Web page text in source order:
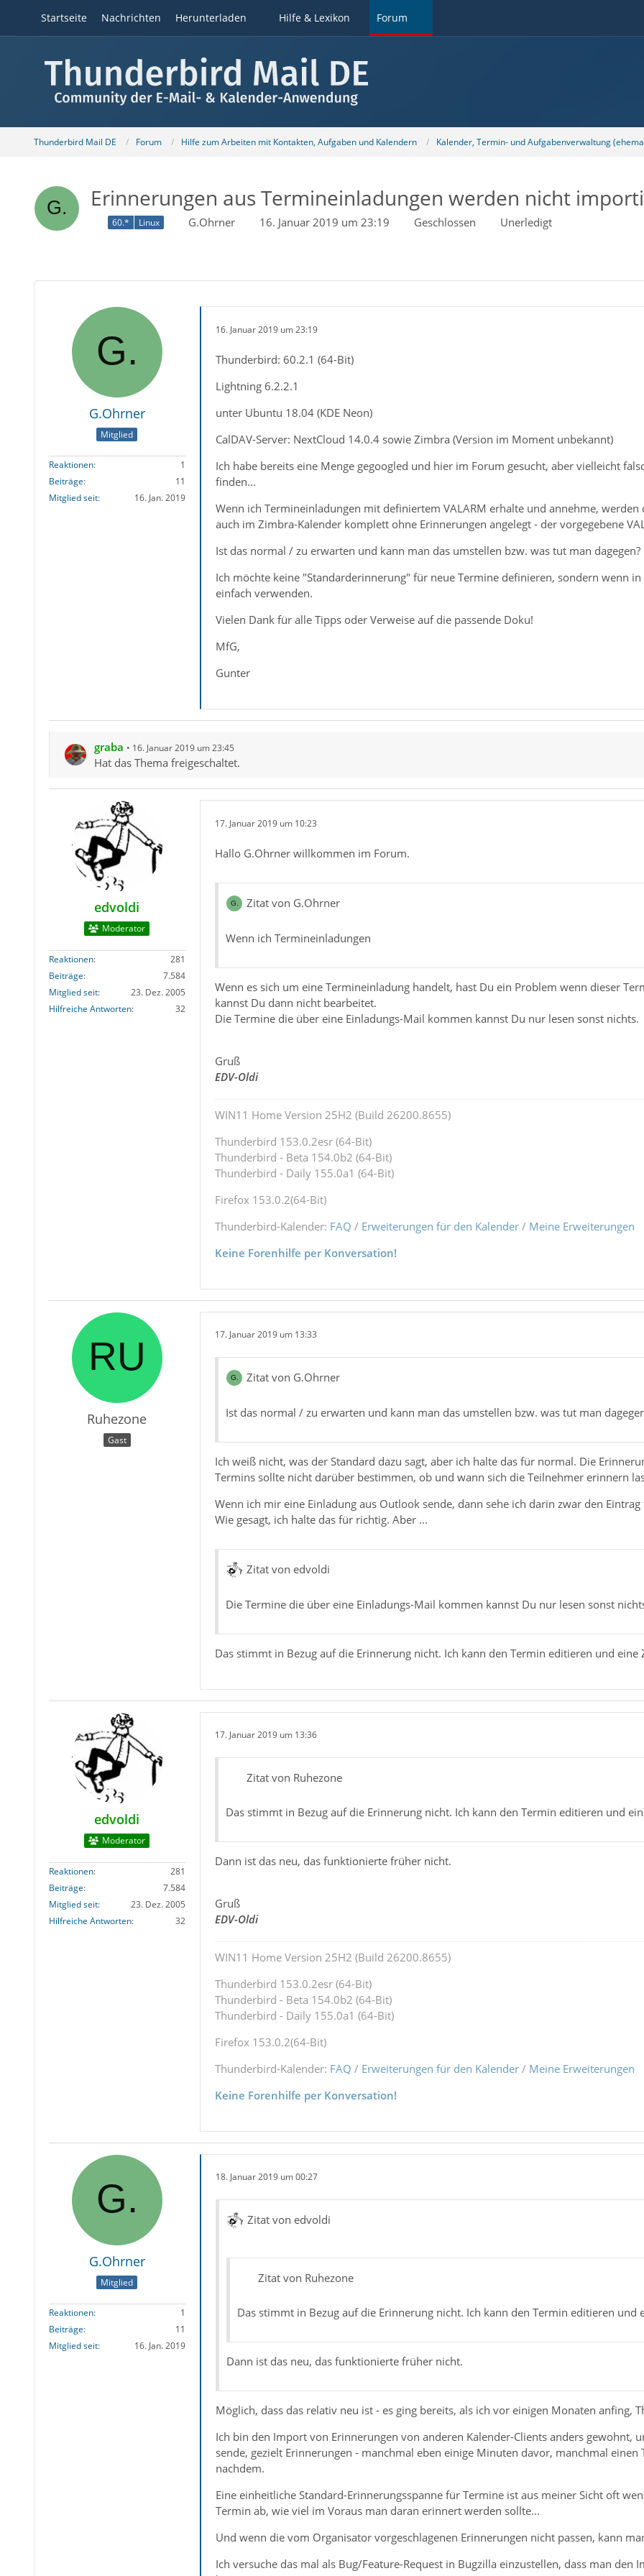
Startseite Nachrichten Herunterladen Hilfe & Lexikon Forum
Thunderbird Mail DE Forum Hilfe zum Arbeiten mit Kontakten, Aufgaben und Kalendern Kalender, Termin- und Aufgabenverwaltung
Erinnerungen aus Termineinladungen werden nicht
60.* Linux G.Ohrner 16. Januar 2019 um 23:19 Geschlossen Unerledigt
G.Ohrner
Mitglied
Reaktionen
1
Beiträge
11
Mitglied seit
16. Jan. 2019
16. Januar 2019 um 23:19
Thunderbird: 60.2.1 (64-Bit)
Lightning 6.2.2.1
unter Ubuntu 18.04 (KDE Neon)
CalDAV-Server: NextCloud 14.0.4 sowie Zimbra (Version im Moment unbekannt)
Ich habe bereits eine Menge gegoogled und hier im Forum gesucht, aber vielleicht
finden...
Wenn ich Termineinladungen mit definiertem VALARM erhalte und annehme,
auch im Zimbra-Kalender komplett ohne Erinnerungen angelegt - der vorgegebene
Ist das normal / zu erwarten und kann man das umstellen bzw. was tut man dagegen?
Ich möchte keine "Standarderinnerung" für neue Termine definieren, sondern wenn
einfach verwenden.
Vielen Dank für alle Tipps oder Verweise auf die passende Doku!
MfG,
Gunter
graba 16. Januar 2019 um 23:45
Hat das Thema freigeschaltet.
edvoldi
Moderator
Reaktionen
281
Beiträge
7.584
Mitglied seit
23. Dez. 2005
Hilfreiche Antworten
32
17. Januar 2019 um 10:23
Hallo G.Ohrner willkommen im Forum.
Zitat von G.Ohrner
Wenn ich Termineinladungen
Wenn es sich um eine Termineinladung handelt, hast Du ein Problem wenn dieser
kannst Du dann nicht bearbeitet.
Die Termine die über eine Einladungs-Mail kommen kannst Du nur lesen sonst nichts.
Gruß
EDV-Oldi
WIN11 Home Version 25H2 (Build 26200.8655)
Thunderbird 153.0.2esr (64-Bit)
Thunderbird - Beta 154.0b2 (64-Bit)
Thunderbird - Daily 155.0a1 (64-Bit)
Firefox 153.0.2(64-Bit)
Thunderbird-Kalender: FAQ / Erweiterungen für den Kalender/ Meine Erweiterungen
Keine Forenhilfe per Konversation!
Ruhezone
Gast
17. Januar 2019 um 13:33
Zitat von G.Ohrner
Ist das normal / zu erwarten und kann man das umstellen bzw. was tut man
Ich weiß nicht, was der Standard dazu sagt, aber ich halte das für normal. Die
Termins sollte nicht darüber bestimmen, ob und wann sich die Teilnehmer erinnern
Wenn ich mir eine Einladung aus Outlook sende, dann sehe ich darin zwar den
Wie gesagt, ich halte das für richtig. Aber ...
Zitat von edvoldi
Die Termine die über eine Einladungs-Mail kommen kannst Du nur lesen sonst
Das stimmt in Bezug auf die Erinnerung nicht. Ich kann den Termin editieren und eine
edvoldi
Moderator
Reaktionen
281
Beiträge
7.584
Mitglied seit
23. Dez. 2005
Hilfreiche Antworten
32
17. Januar 2019 um 13:36
Zitat von Ruhezone
Das stimmt in Bezug auf die Erinnerung nicht. Ich kann den Termin editieren und
Dann ist das neu, das funktionierte früher nicht.
Gruß
EDV-Oldi
WIN11 Home Version 25H2 (Build 26200.8655)
Thunderbird 153.0.2esr (64-Bit)
Thunderbird - Beta 154.0b2 (64-Bit)
Thunderbird - Daily 155.0a1 (64-Bit)
Firefox 153.0.2(64-Bit)
Thunderbird-Kalender: FAQ / Erweiterungen für den Kalender/ Meine Erweiterungen
Keine Forenhilfe per Konversation!
G.Ohrner
Mitglied
Reaktionen
1
Beiträge
11
Mitglied seit
16. Jan. 2019
18. Januar 2019 um 00:27
Zitat von edvoldi
Zitat von Ruhezone
Das stimmt in Bezug auf die Erinnerung nicht. Ich kann den Termin editieren und
Dann ist das neu, das funktionierte früher nicht.
Möglich, dass das relativ neu ist - es ging bereits, als ich vor einigen Monaten anfing,
Ich bin den Import von Erinnerungen von anderen Kalender-Clients anders gewohnt,
sende, gezielt Erinnerungen - manchmal eben einige Minuten davor, manchmal
nachdem.
Eine einheitliche Standard-Erinnerungsspanne für Termine ist aus meiner Sicht oft
Termin ab, wie viel im Voraus man daran erinnert werden sollte...
Und wenn die vom Organisator vorgeschlagenen Erinnerungen nicht passen, kann
Ich versuche das mal als Bug/Feature-Request in Bugzilla einzustellen, dass man